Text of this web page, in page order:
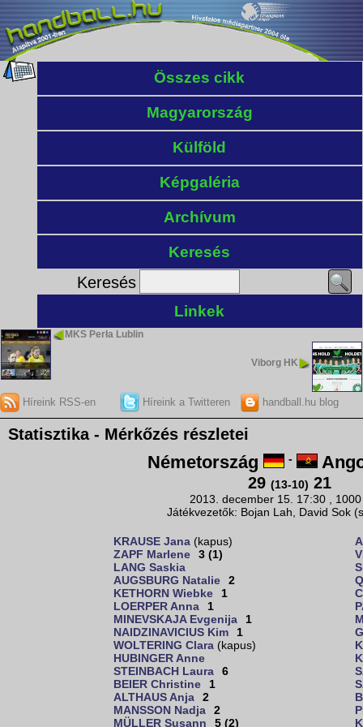
Összes cikk
Magyarország
Külföld
Képgaléria
Archívum
Keresés
Keresés
Linkek
MKS Perła Lublin
Viborg HK
Híreink RSS-en Híreink a Twitteren handball.hu blog
Statisztika - Mérkőzés részletei
Németország -
29 (13-10) 21
2013. december 15. 17:30 ,
Játékvezetők: Bojan Lah, David Sok
KRAUSE Jana (kapus)
ZAPF Marlene
3 (1)
LANG Saskia
AUGSBURG Natalie
2
KETHORN Wiebke
1
LOERPER Anna
1
MINEVSKAJA Evgenija
1
NAIDZINAVICIUS Kim
1
WOLTERING Clara (kapus)
HUBINGER Anne
STEINBACH Laura
6
BEIER Christine
1
ALTHAUS Anja
2
MANSSON Nadja
2
MÜLLER Susann
5 (2)